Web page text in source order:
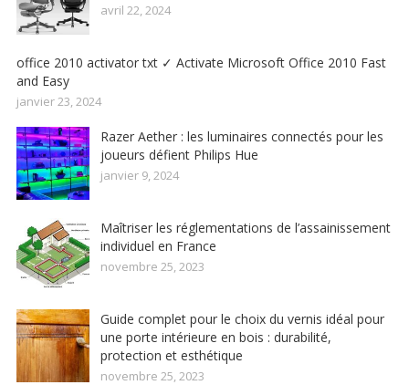
avril 22, 2024
office 2010 activator txt ✓ Activate Microsoft Office 2010 Fast
and Easy
janvier 23, 2024
Razer Aether : les luminaires connectés pour les
joueurs défient Philips Hue
janvier 9, 2024
Maîtriser les réglementations de l’assainissement
individuel en France
novembre 25, 2023
Guide complet pour le choix du vernis idéal pour
une porte intérieure en bois : durabilité,
protection et esthétique
novembre 25, 2023